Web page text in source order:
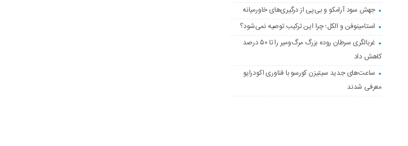
جهش سود آرامکو و بی‌پی از درگیری‌های خاورمیانه
استامینوفن و الکل؛ چرا این ترکیب توصیه نمی‌شود؟
غربالگری سرطان روده بزرگ مرگ‌ومیر را تا ۵۰ درصد
کاهش داد
ساعت‌های جدید سیتیزن کورسو با فناوری اکودرایو
معرفی شدند